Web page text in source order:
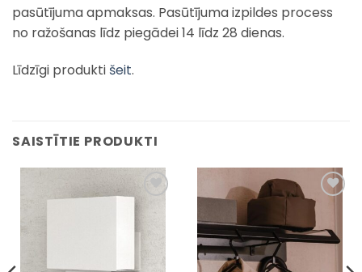
pasūtījuma apmaksas. Pasūtījuma izpildes process
no ražošanas līdz piegādei 14 līdz 28 dienas.
Līdzīgi produkti šeit.
SAISTĪTIE PRODUKTI
Pievienot
sarakstam